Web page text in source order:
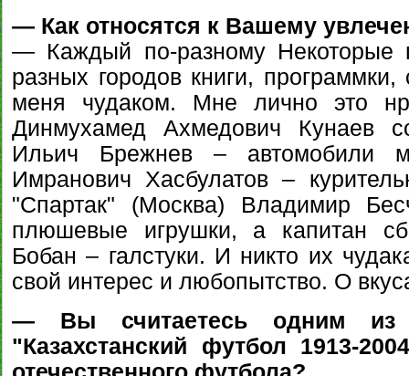
— Как относятся к Вашему
— Каждый по-разному Некоторые
разных городов книги,
меня чудаком. Мне лично это
Динмухамед Ахмедович Кунаев
Ильич Брежнев – автомобили
Имранович Хасбулатов –
"Спартак" (Москва) Владимир
плюшевые игрушки, а капитан
Бобан – галстуки. И никто их
свой интерес и любопытство. О
— Вы считаетесь одним из
"Казахстанский футбол 1913-